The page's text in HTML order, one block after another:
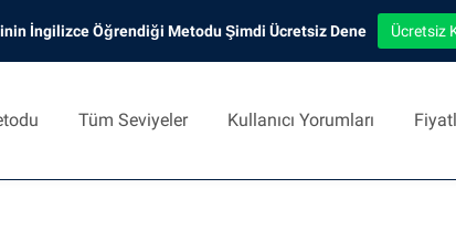
Tüm Seviyeler Kullanıcı Yorumları
İngilizce Öğrendiği Metodu Şimdi Ücretsiz Dene Ücretsiz